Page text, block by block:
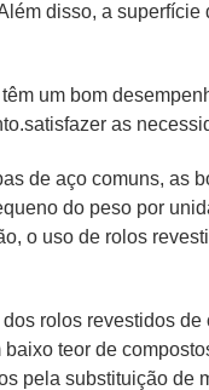
disso, a
um bom
as
de aço comuns, as
do peso por
o uso de rolos
rolos revestidos
teor de
pela substituição de